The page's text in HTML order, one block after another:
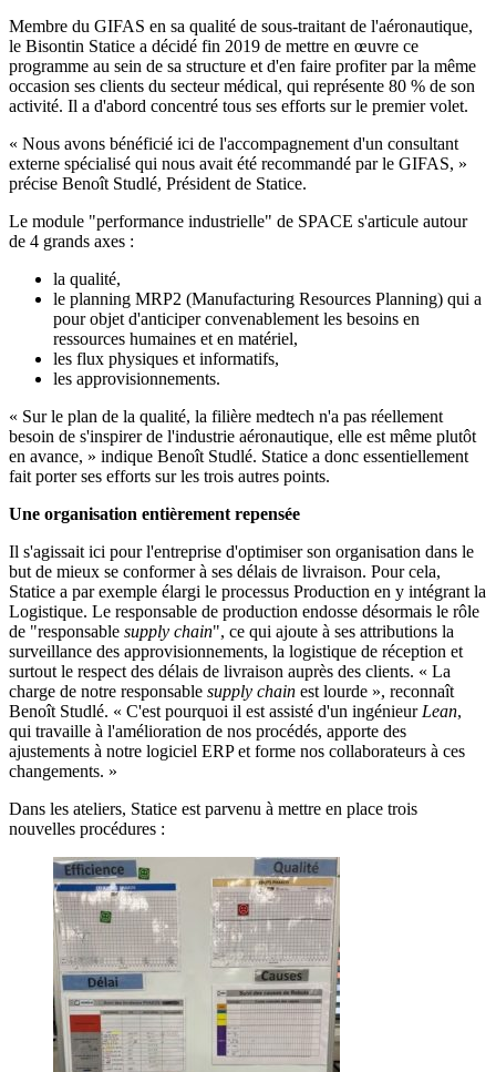
Membre du GIFAS en sa qualité de sous-traitant de l'aéronautique,
le Bisontin Statice a décidé fin 2019 de mettre en œuvre ce
programme au sein de sa structure et d'en faire profiter par la même
occasion ses clients du secteur médical, qui représente 80 % de son
activité. Il a d'abord concentré tous ses efforts sur le premier volet.
« Nous avons bénéficié ici de l'accompagnement d'un consultant
externe spécialisé qui nous avait été recommandé par le GIFAS, »
précise Benoît Studlé, Président de Statice.
Le module "performance industrielle" de SPACE s'articule autour
de 4 grands axes :
la qualité,
le planning MRP2 (Manufacturing Resources Planning) qui a
pour objet d'anticiper convenablement les besoins en
ressources humaines et en matériel,
les flux physiques et informatifs,
les approvisionnements.
« Sur le plan de la qualité, la filière medtech n'a pas réellement
besoin de s'inspirer de l'industrie aéronautique, elle est même plutôt
en avance, » indique Benoît Studlé. Statice a donc essentiellement
fait porter ses efforts sur les trois autres points.
Une organisation entièrement repensée
Il s'agissait ici pour l'entreprise d'optimiser son organisation dans le
but de mieux se conformer à ses délais de livraison. Pour cela,
Statice a par exemple élargi le processus Production en y intégrant la
Logistique. Le responsable de production endosse désormais le rôle
de "responsable supply chain", ce qui ajoute à ses attributions la
surveillance des approvisionnements, la logistique de réception et
surtout le respect des délais de livraison auprès des clients. « La
charge de notre responsable supply chain est lourde », reconnaît
Benoît Studlé. « C'est pourquoi il est assisté d'un ingénieur Lean,
qui travaille à l'amélioration de nos procédés, apporte des
ajustements à notre logiciel ERP et forme nos collaborateurs à ces
changements. »
Dans les ateliers, Statice est parvenu à mettre en place trois
nouvelles procédures :